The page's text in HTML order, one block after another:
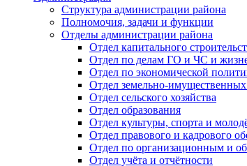
Структура администрации района
Полномочия, задачи и функции
Отделы администрации района
Отдел капитального
Отдел по делам ГО и ЧС и
Отдел по экономической
Отдел земельно-
Отдел сельского хозяйства
Отдел образования
Отдел культуры, спорта и
Отдел правового и кадрового
Отдел по организационным и
Отдел учёта и отчётности